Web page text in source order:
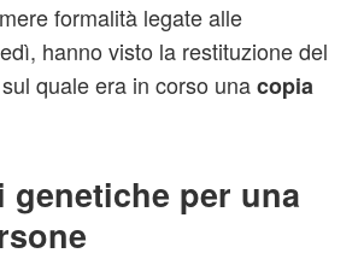
formalità legate alle
hanno visto la restituzione del
quale era in corso unacopia
genetiche per una